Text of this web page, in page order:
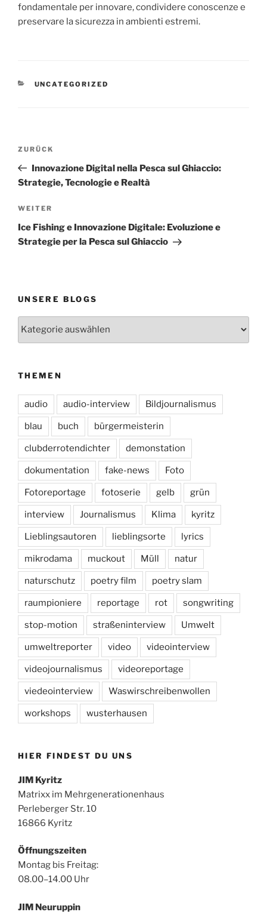
fondamentale per innovare, condividere conoscenze e
preservare la sicurezza in ambienti estremi.
KATEGORIEN
UNCATEGORIZED
Beitragsnavigation
Vorheriger
Beitrag
ZURÜCK
Innovazione Digital nella Pesca sul Ghiaccio:
Strategie, Tecnologie e Realtà
Nächster
Beitrag
WEITER
Ice Fishing e Innovazione Digitale: Evoluzione e
Strategie per la Pesca sul Ghiaccio
UNSERE BLOGS
Blogs
THEMEN
audio audio-interview Bildjournalismus
blau buch bürgermeisterin
clubderrotendichter demonstation
dokumentation fake-news Foto
Fotoreportage fotoserie gelb grün
interview Journalismus Klima kyritz
Lieblingsautoren lieblingsorte lyrics
mikrodama muckout Müll natur
naturschutz poetry film poetry slam
raumpioniere reportage rot songwriting
stop-motion straßeninterview Umwelt
umweltreporter video videointerview
videojournalismus videoreportage
viedeointerview Waswirschreibenwollen
workshops wusterhausen
HIER FINDEST DU UNS
JIM Kyritz
Matrixx im Mehrgenerationenhaus
Perleberger Str. 10
16866 Kyritz
Öffnungszeiten
Montag bis Freitag:
08.00–14.00 Uhr
JIM Neuruppin